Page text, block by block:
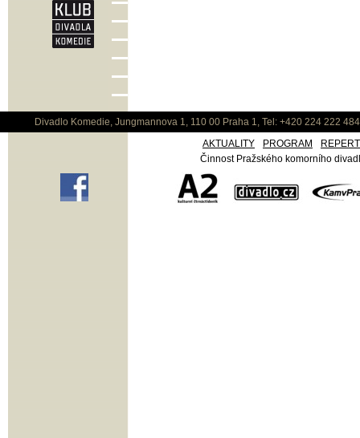
Divadlo Komedie, Jungmannova 1, 110 00 Praha 1, Tel: +420 224 222
AKTUALITY
PROGRAM
Činnost Pražského komorního